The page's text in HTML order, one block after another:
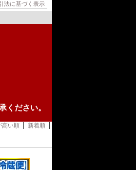
法に基づく表示
ください。
高い順 新着順